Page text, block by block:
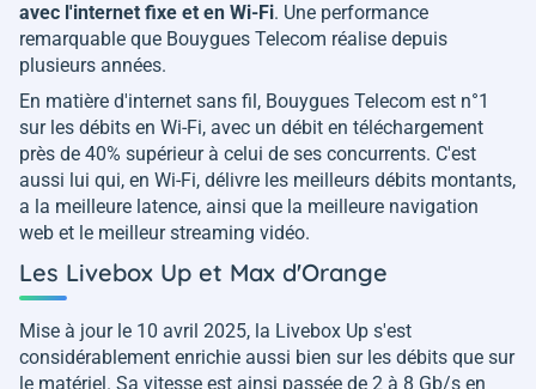
avec l'internet fixe et en Wi-Fi. Une performance
remarquable que Bouygues Telecom réalise depuis
plusieurs années.
En matière d'internet sans fil, Bouygues Telecom est n°1
sur les débits en Wi-Fi, avec un débit en téléchargement
près de 40% supérieur à celui de ses concurrents. C'est
aussi lui qui, en Wi-Fi, délivre les meilleurs débits montants,
a la meilleure latence, ainsi que la meilleure navigation
web et le meilleur streaming vidéo.
Les Livebox Up et Max d'Orange
Mise à jour le 10 avril 2025, la Livebox Up s'est
considérablement enrichie aussi bien sur les débits que sur
le matériel. Sa vitesse est ainsi passée de 2 à 8 Gb/s en